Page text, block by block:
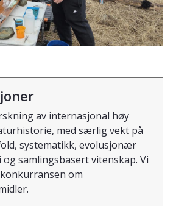
av internasjonal høy
med særlig vekt på
systematikk, evolusjonær
samlingsbasert vitenskap. Vi
om